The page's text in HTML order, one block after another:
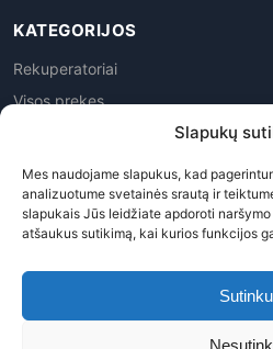
Slapukų
Mes naudojame slapukus, kad
analizuotume svetainės srautą ir
slapukais Jūs leidžiate apdoroti
atšaukus sutikimą, kai kurios funkcijos
Sutinku
KATEGORIJOS
Rekuperatoriai
Visos prekes
Privatumo politika | Prekių
Pristatymas